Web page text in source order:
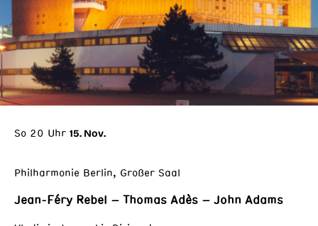
So 20 Uhr 15. Nov.
Philharmonie Berlin, Großer Saal
Jean-Féry Rebel – Thomas Adès – John Adams